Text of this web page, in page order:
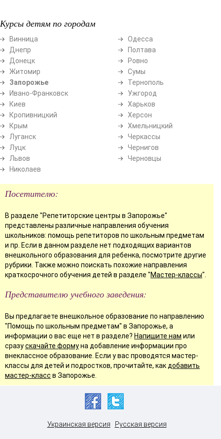
Курсы детям по городам
Винница
Днепр
Донецк
Житомир
Запорожье
Ивано-Франковск
Киев
Кропивницкий
Крым
Луганск
Луцк
Львов
Николаев
Одесса
Полтава
Ровно
Сумы
Тернополь
Ужгород
Харьков
Херсон
Хмельницкий
Черкассы
Чернигов
Черновцы
Посетителю:
В разделе "Репетиторские центры в Запорожье"
представлены различные направления обучения
школьников: помощь репетиторов по школьным предметам
и пр. Если в данном разделе нет подходящих вариантов
внешкольного образования для ребенка, посмотрите другие
рубрики. Также можно поискать похожие направления
краткосрочного обучения детей в разделе "Мастер-классы".
Представителю учебного заведения:
Вы предлагаете внешкольное образование по направлению
"Помощь по школьным предметам" в Запорожье, а
информации о вас еще нет в разделе? Напишите нам или
сразускачайте формуна добавление информации про
внеклассное образование. Если у вас проводятся мастер-
классы для детей и подростков, прочитайте, как добавить
мастер-класс в Запорожье.
Украинская версия Русская версия